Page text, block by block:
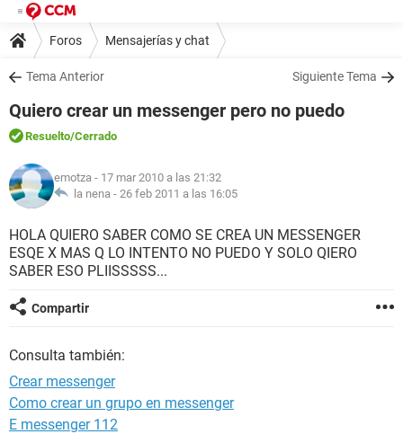
Foros Mensajerías y chat
Tema Anterior Siguiente Tema
Quiero crear un messenger pero no puedo
Resuelto/Cerrado
emotza - 17 mar 2010 a las 21:32
la nena - 26 feb 2011 a las 16:05
HOLA QUIERO SABER COMO SE CREA UN MESSENGER
ESQE X MAS Q LO INTENTO NO PUEDO Y SOLO QIERO
SABER ESO PLIISSSSS...
Compartir
Consulta también:
Crear messenger
Como crear un grupo en messenger
E messenger 112